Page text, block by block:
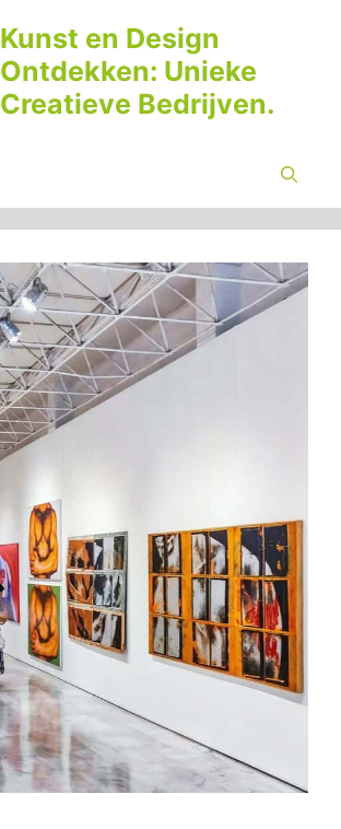
Kunst en Design
Ontdekken: Unieke
Creatieve Bedrijven.